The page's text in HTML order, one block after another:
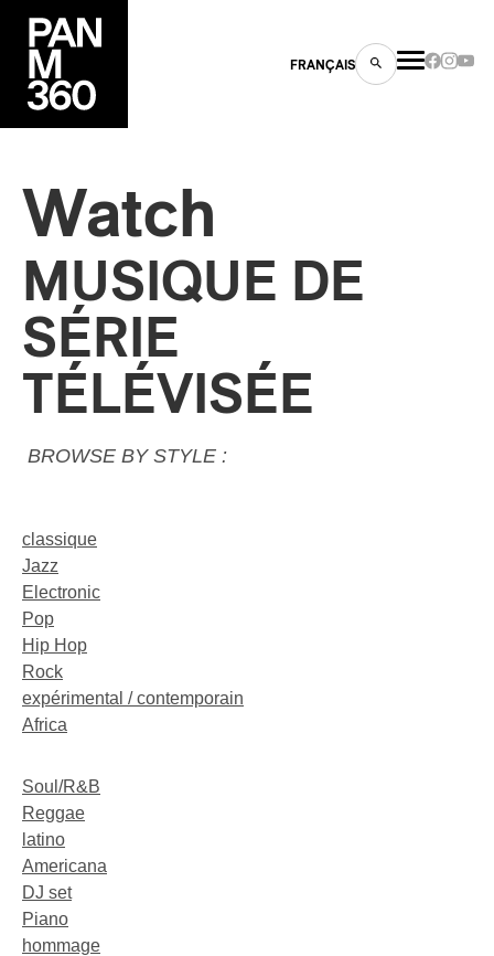
FRANÇAIS
Watch
MUSIQUE DE
SÉRIE
TÉLÉVISÉE
BROWSE BY STYLE :
classique
Jazz
Electronic
Pop
Hip Hop
Rock
expérimental / contemporain
Africa
Soul/R&B
Reggae
latino
Americana
DJ set
Piano
hommage